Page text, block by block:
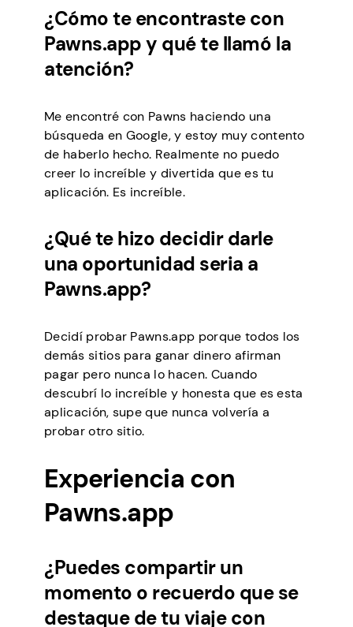
¿Cómo te encontraste con
Pawns.app y qué te llamó la
atención?
Me encontré con Pawns haciendo una
búsqueda en Google, y estoy muy contento
de haberlo hecho. Realmente no puedo
creer lo increíble y divertida que es tu
aplicación. Es increíble.
¿Qué te hizo decidir darle
una oportunidad seria a
Pawns.app?
Decidí probar Pawns.app porque todos los
demás sitios para ganar dinero afirman
pagar pero nunca lo hacen. Cuando
descubrí lo increíble y honesta que es esta
aplicación, supe que nunca volvería a
probar otro sitio.
Experiencia con
Pawns.app
¿Puedes compartir un
momento o recuerdo que se
destaque de tu viaje con